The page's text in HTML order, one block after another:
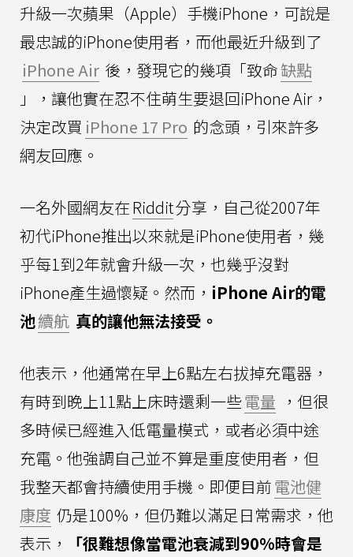
升級一次蘋果（Apple）手機iPhone，可說是
最忠誠的iPhone使用者，而他最近升級到了
iPhone Air 後，發現它的幾項「致命缺點
」，讓他實在忍不住萌生要退回iPhone Air，
決定改買 iPhone 17 Pro 的念頭，引來許多
網友回應。
一名外國網友在Riddit分享，自己從2007年
初代iPhone推出以來就是iPhone使用者，幾
乎每1到2年就會升級一次，也幾乎沒對
iPhone產生過懷疑。然而， iPhone Air的電
池續航 真的讓他無法接受。
他表示，他通常在早上6點左右拔掉充電器，
有時到晚上11點上床時還剩一些電量 ，但很
多時候已經進入低電量模式，或者必須中途
充電。他強調自己並不算是重度使用者，但
我整天都會持續使用手機。即便目前電池健
康度 仍是100%，但仍難以滿足日常需求，他
表示，
「很難想像當電池衰減到90%時會是